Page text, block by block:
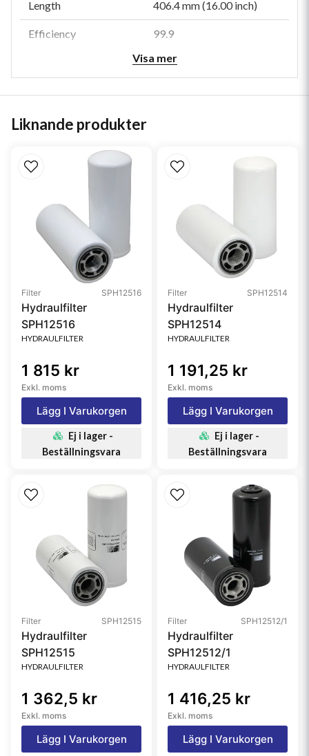
Length 406.4 mm (16.00 inch)
Efficiency 99.9
ISO 5011
Style
Visa mer
Liknande produkter
Filter SPH12516
Hydraulfilter
SPH12516
HYDRAULFILTER
1 815 kr
Exkl. moms
Lägg I Varukorgen
Ej i lager -
Beställningsvara
Filter SPH12514
Hydraulfilter
SPH12514
HYDRAULFILTER
1 191,25 kr
Exkl. moms
Lägg I Varukorgen
Ej i lager -
Beställningsvara
Filter SPH12515
Hydraulfilter
SPH12515
HYDRAULFILTER
1 362,5 kr
Exkl. moms
Lägg I Varukorgen
Filter SPH12512/1
Hydraulfilter
SPH12512/1
HYDRAULFILTER
1 416,25 kr
Exkl. moms
Lägg I Varukorgen